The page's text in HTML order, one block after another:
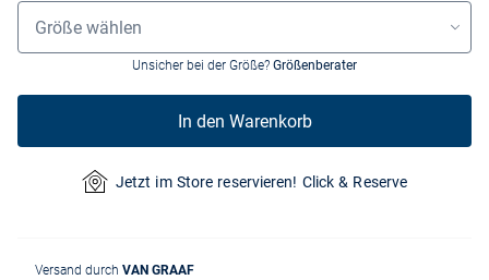
Größenauswahl
Größe wählen
Unsicher bei der Größe? Größenberater
In den Warenkorb
Jetzt im Store reservieren! Click & Reserve
Versand durch VAN GRAAF